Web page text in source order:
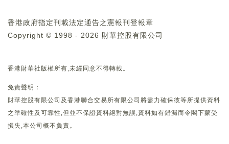
香港政府指定刊載法定通告之憲報刊登報章
Copyright © 1998 - 2026 財華控股有限公司
香港財華社版權所有,未經同意不得轉載。
免責聲明：
財華控股有限公司及香港聯合交易所有限公司將盡力確保彼等所提供資料
之準確性及可靠性,但並不保證資料絕對無誤,資料如有錯漏而令閣下蒙受
損失,本公司概不負責。